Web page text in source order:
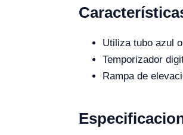
Utiliza tubo azul
Temporizador
Rampa de